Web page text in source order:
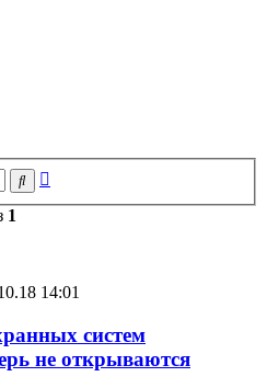
Поиск
1
14:01
систем
не открываются